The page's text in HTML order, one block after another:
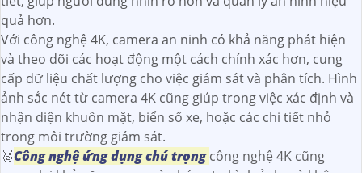
quả hơn.
Với công nghệ 4K, camera an ninh có khả năng phát hiện
và theo dõi các hoạt động một cách chính xác hơn, cung
cấp dữ liệu chất lượng cho việc giám sát và phân tích. Hình
ảnh sắc nét từ camera 4K cũng giúp trong việc xác định và
nhận diện khuôn mặt, biển số xe, hoặc các chi tiết nhỏ
trong môi trường giám sát.
🥈️Công nghệ ứng dụng chú trọngcông nghệ 4K cũng